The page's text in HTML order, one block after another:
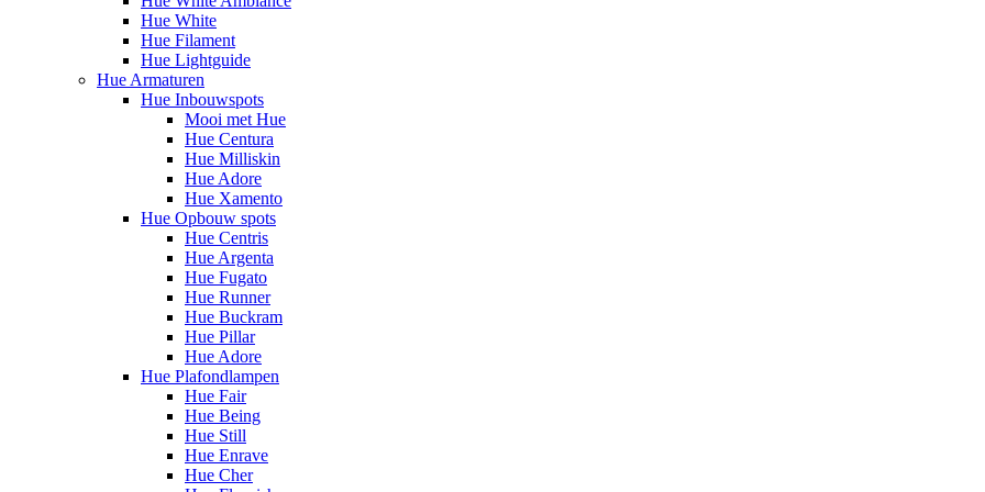
Hue White
Hue Filament
Hue Lightguide
Hue Armaturen
Hue Inbouwspots
Mooi met Hue
Hue Centura
Hue Milliskin
Hue Adore
Hue Xamento
Hue Opbouw spots
Hue Centris
Hue Argenta
Hue Fugato
Hue Runner
Hue Buckram
Hue Pillar
Hue Adore
Hue Plafondlampen
Hue Fair
Hue Being
Hue Still
Hue Enrave
Hue Cher